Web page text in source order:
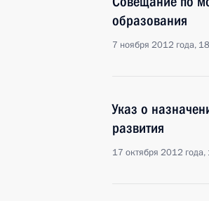
образования
7 ноября 2012 года,
Указ о
развития
17 октября 2012